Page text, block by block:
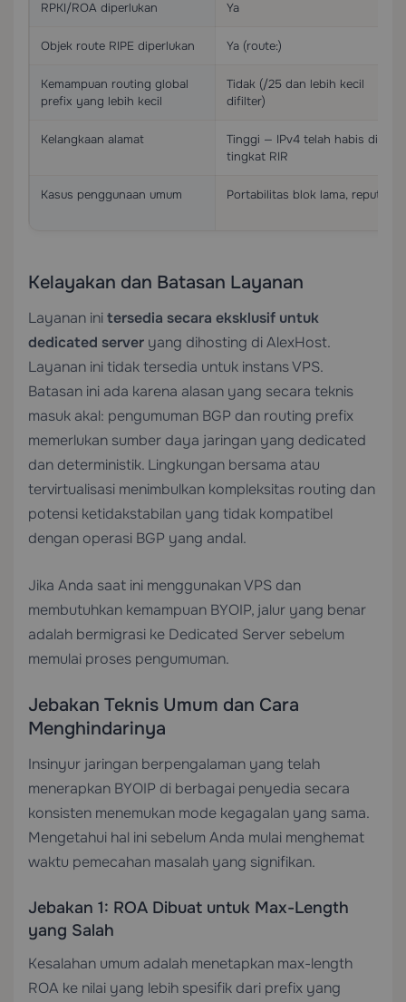
RPKI/ROA diperlukan Ya
Objek route RIPE diperlukan Ya (route:)
Kemampuan routing global
prefix yang lebih kecil
Tidak (/25 dan lebih kecil
difilter)
Kelangkaan alamat
Tinggi — IPv4 telah habis di
tingkat RIR
Kasus penggunaan umum Portabilitas blok lama, reputasi
Kelayakan dan Batasan Layanan
Layanan initersedia secara eksklusif untuk
dedicated server yang dihosting di AlexHost.
Layanan ini tidak tersedia untuk instans VPS.
Batasan ini ada karena alasan yang secara teknis
masuk akal: pengumuman BGP dan routing prefix
memerlukan sumber daya jaringan yang dedicated
dan deterministik. Lingkungan bersama atau
tervirtualisasi menimbulkan kompleksitas routing dan
potensi ketidakstabilan yang tidak kompatibel
dengan operasi BGP yang andal.
Jika Anda saat ini menggunakan VPS dan
membutuhkan kemampuan BYOIP, jalur yang benar
adalah bermigrasi ke Dedicated Server sebelum
memulai proses pengumuman.
Jebakan Teknis Umum dan Cara
Menghindarinya
Insinyur jaringan berpengalaman yang telah
menerapkan BYOIP di berbagai penyedia secara
konsisten menemukan mode kegagalan yang sama.
Mengetahui hal ini sebelum Anda mulai menghemat
waktu pemecahan masalah yang signifikan.
Jebakan 1: ROA Dibuat untuk Max-Length
yang Salah
Kesalahan umum adalah menetapkan max-length
ROA ke nilai yang lebih spesifik dari prefix yang